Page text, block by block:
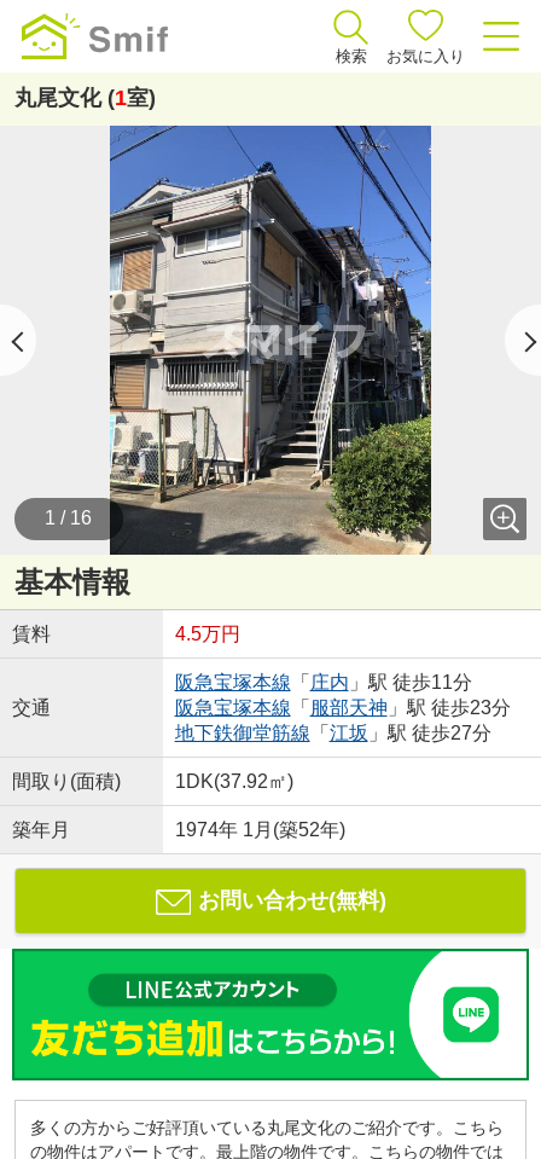
検索 お気に入り
丸尾文化 (1室)
1 / 16
基本情報
賃料 4.5万円
交通
阪急宝塚本線 「 庄内 」駅 徒歩11分
阪急宝塚本線 「 服部天神 」駅 徒歩23分
地下鉄御堂筋線 「 江坂 」駅 徒歩27分
間取り(面積) 1DK(37.92㎡)
築年月 1974年 1月(築52年)
お問い合わせ(無料)
多くの方からご好評頂いている丸尾文化のご紹介です。こちら
の物件はアパートです。最上階の物件です。こちらの物件では